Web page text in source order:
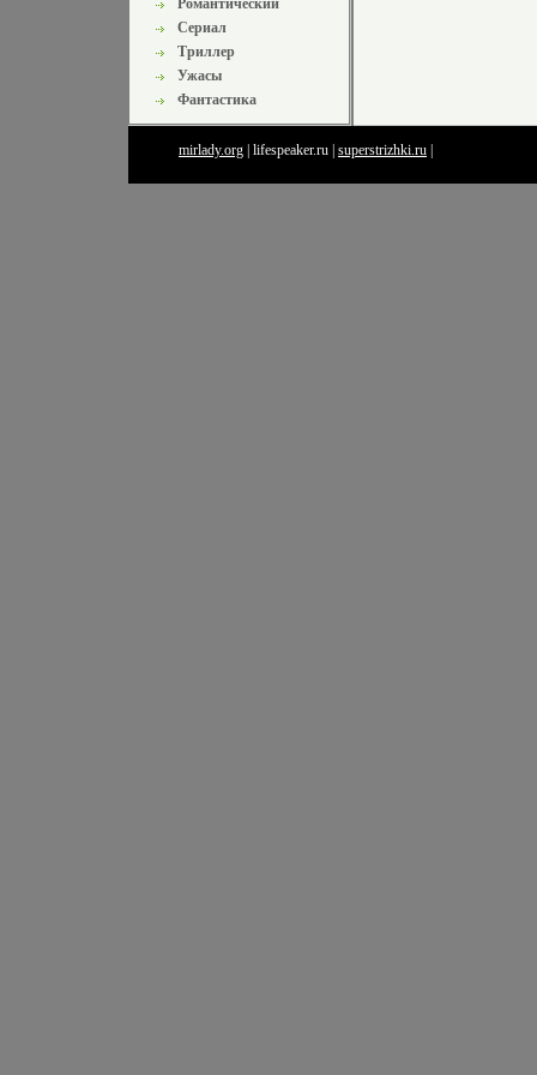
Романтический
Сериал
Триллер
Ужасы
Фантастика
mirlady.org | lifespeaker.ru superstrizhki.ru